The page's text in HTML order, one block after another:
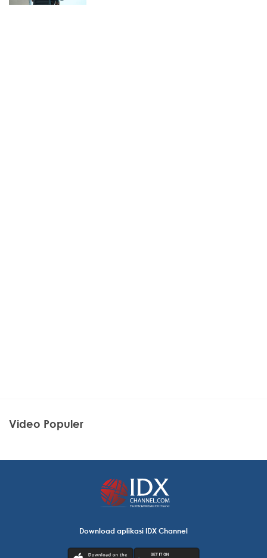
Video Populer
Download aplikasi IDX Channel